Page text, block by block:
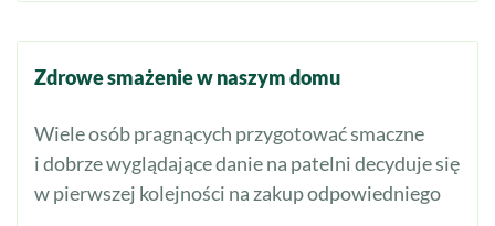
Zdrowe smażenie w naszym domu
Wiele osób pragnących przygotować smaczne
i dobrze wyglądające danie na patelni decyduje się
w pierwszej kolejności na zakup odpowiedniego